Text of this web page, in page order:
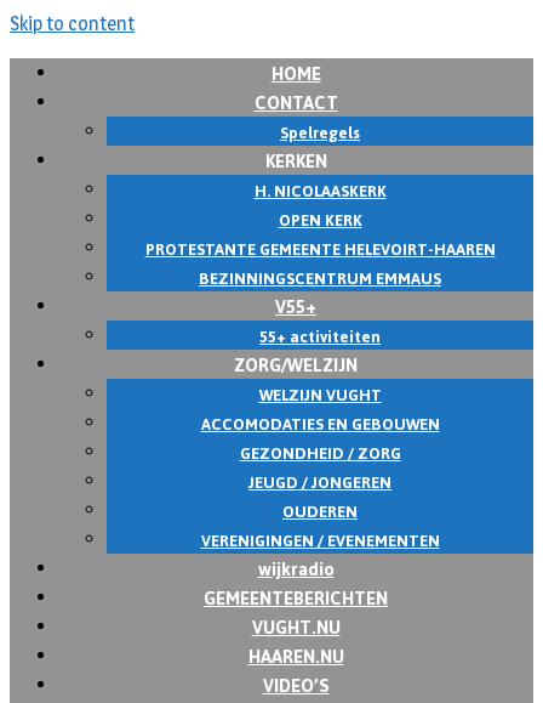
Skip to content
HOME
CONTACT
Spelregels
KERKEN
H. NICOLAASKERK
OPEN KERK
PROTESTANTE GEMEENTE HELEVOIRT-HAAREN
BEZINNINGSCENTRUM EMMAUS
V55+
55+ activiteiten
ZORG/WELZIJN
WELZIJN VUGHT
ACCOMODATIES EN GEBOUWEN
GEZONDHEID / ZORG
JEUGD / JONGEREN
OUDEREN
VERENIGINGEN / EVENEMENTEN
wijkradio
GEMEENTEBERICHTEN
VUGHT.NU
HAAREN.NU
VIDEO’S